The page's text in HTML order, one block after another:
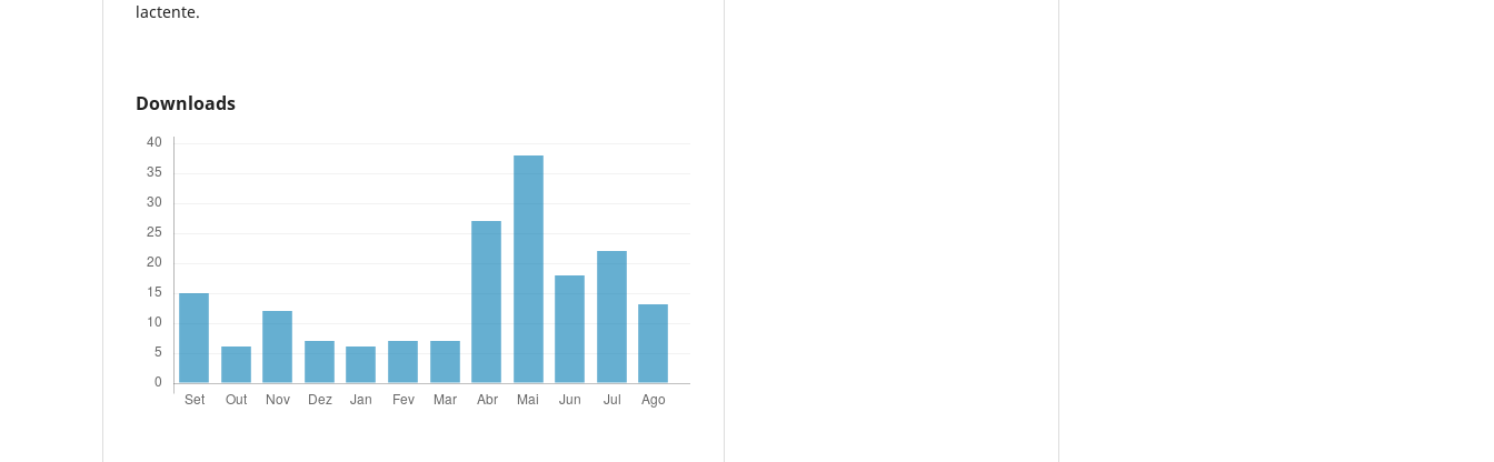
lactente.
Downloads